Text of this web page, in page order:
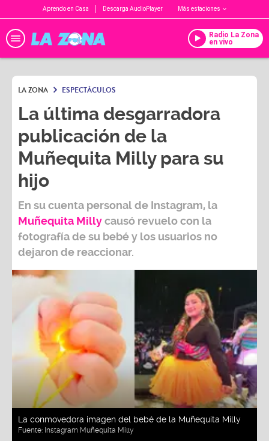
Aprendo en Casa Descarga AudioPlayer Más estaciones
Radio La Zona
en vivo
LA ZONA ESPECTÁCULOS
La última desgarradora
publicación de la
Muñequita Milly para su
hijo
En su cuenta personal de Instagram, la
Muñequita Millycausó revuelo con la
fotografía de su bebé y los usuarios no
dejaron de reaccionar.
La conmovedora imagen del bebé de la Muñequita Milly
Fuente: Instagram Muñequita Milly